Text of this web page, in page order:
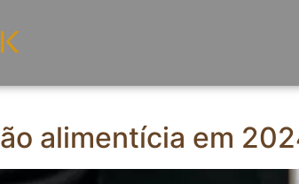
alimentícia em